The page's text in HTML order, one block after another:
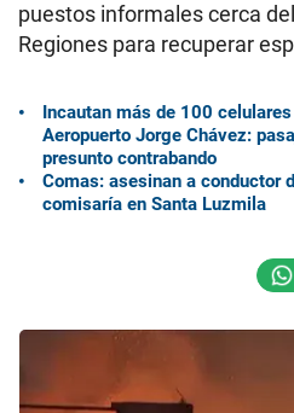
puestos informales cerca
Regiones para recuperar
Incautan más de 100
Aeropuerto Jorge Chávez:
presunto contrabando
Comas: asesinan a conductor
comisaría en Santa Luzmila